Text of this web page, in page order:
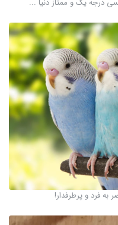
درجه یک و ممتاز دنیا ...
فرد و پرطرفدار!